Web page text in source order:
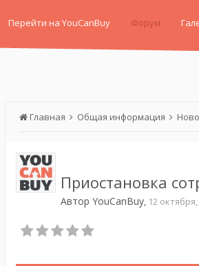
Перейти на YouCanBuy Форум
Главная Общая информация
Приостановка
Автор YouCanBuy, 12